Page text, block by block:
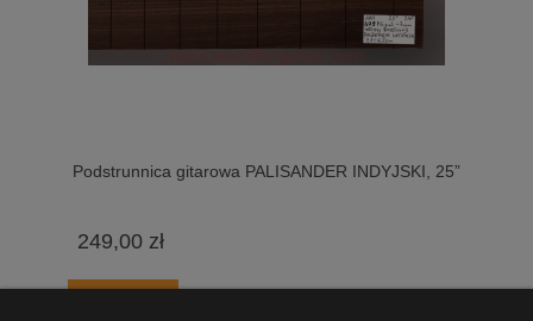
Podstrunnica gitarowa PALISANDER INDYJSKI, 25”
249,00 zł